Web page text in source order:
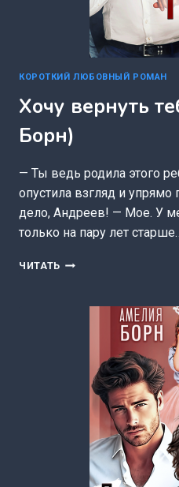
КОРОТКИЙ ЛЮБОВНЫЙ РОМАН
Хочу вернуть
Борн)
— Ты ведь родила этого
опустила взгляд и
дело, Андреев! — Мое. У
только на пару лет
ЧИТАТЬ ХОЧУ
(АМЕЛИЯ